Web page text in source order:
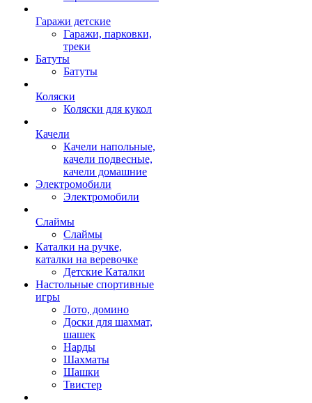
Гаражи детские
Гаражи, парковки,
треки
Батуты
Батуты
Коляски
Коляски для кукол
Качели
Качели напольные,
качели подвесные,
качели домашние
Электромобили
Электромобили
Слаймы
Слаймы
Каталки на ручке,
каталки на веревочке
Детские Каталки
Настольные спортивные
игры
Лото, домино
Доски для шахмат,
шашек
Нарды
Шахматы
Шашки
Твистер